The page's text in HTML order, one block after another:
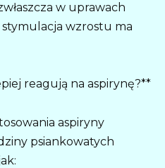
w uprawach
stymulacja wzrostu ma
reagują na aspirynę?**
aspiryny
psiankowatych